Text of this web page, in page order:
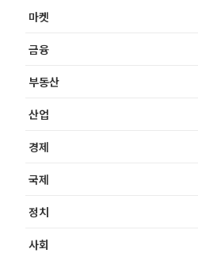
마켓
금융
부동산
산업
경제
국제
정치
사회